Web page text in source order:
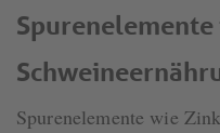
Spurenelemente
Spurenelemente wie